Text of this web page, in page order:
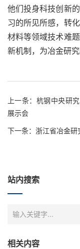
他们投身科技创新
习的所见所感，转
材料等领域技术难
新机制，为冶金研
上一条： 杭钢中央研
展示会
下一条： 浙江省冶金研
站内搜索
相关内容